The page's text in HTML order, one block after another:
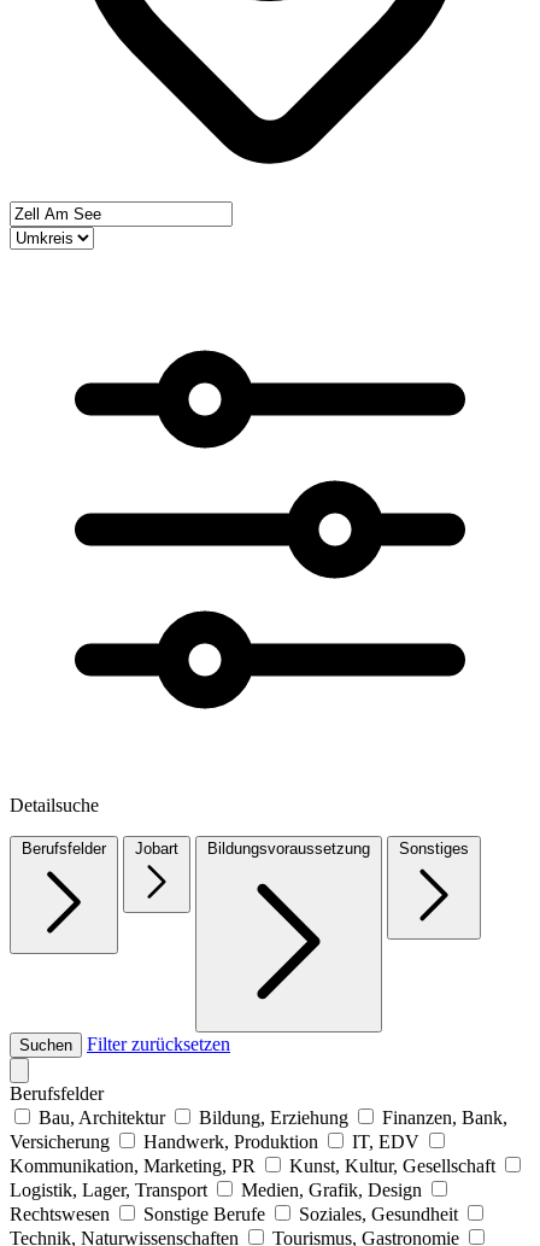
Detailsuche
Berufsfelder Jobart Bildungsvoraussetzung Sonstiges
Suchen Filter zurücksetzen
Berufsfelder
Bau, Architektur
Bildung, Erziehung
Finanzen, Bank,
Versicherung
Handwerk, Produktion
IT, EDV
Kommunikation, Marketing, PR
Kunst, Kultur, Gesellschaft
Logistik, Lager, Transport
Medien, Grafik, Design
Rechtswesen
Sonstige Berufe
Soziales, Gesundheit
Technik, Naturwissenschaften
Tourismus, Gastronomie